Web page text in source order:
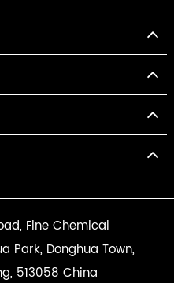
Fine Chemical
Park, Donghua Town,
513058 China